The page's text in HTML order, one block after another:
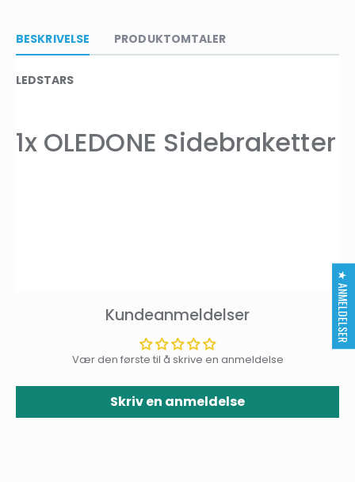
BESKRIVELSE PRODUKTOMTALER
LEDSTARS
1x OLEDONE Sidebraketter
Kundeanmeldelser
Vær den første til å skrive en anmeldelse
Skriv en anmeldelse
★ ANMELDELSER